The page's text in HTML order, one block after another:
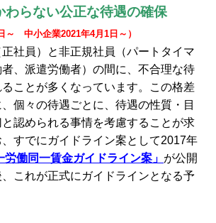
わらない公正な待遇の確保
～ 中小企業2021年4月1日～）
社員）と非正規社員（パートタイマ
、派遣労働者）の間に、不合理な待
ことが多くなっています。この格差
個々の待遇ごとに、待遇の性質・目
認められる事情を考慮することが求
すでにガイドライン案として2017年
労働同一賃金ガイドライン案」 が公開
これが正式にガイドラインとなる予